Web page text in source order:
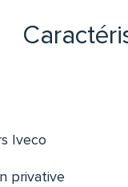
Iveco
privative